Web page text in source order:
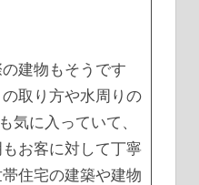
建物もそうです
取り方や水周りの
気に入っていて、
お客に対して丁寧
住宅の建築や建物